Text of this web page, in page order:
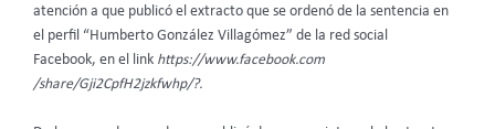
atención a que publicó el extracto que se ordenó de la sentencia en
el perfil “Humberto González Villagómez” de la red social
Facebook, en el link https://www.facebook.com
/share/Gji2CpfH2jzkfwhp/?.